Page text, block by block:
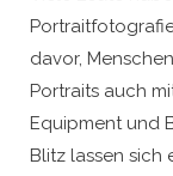
davor,
Portraits auch
Equipment und
Blitz lassen sich